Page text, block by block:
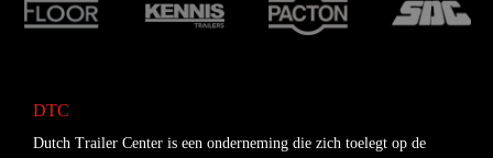
DTC
Dutch Trailer Center is een onderneming die zich toelegt op de